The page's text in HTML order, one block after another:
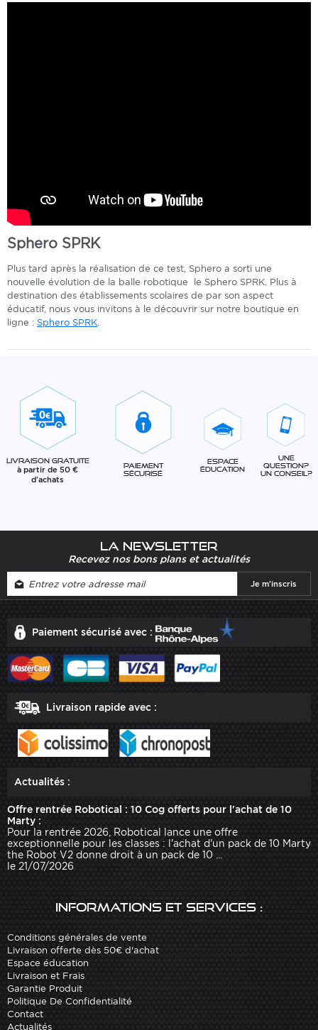
Sphero SPRK
Plus tard après la réalisation de ce test, Sphero a sorti une
nouvelle évolution de la balle robotique le Sphero SPRK. Plus à
destination des établissements scolaires de par son aspect
éducatif, nous vous invitons à le découvrir sur notre boutique en
ligne : Sphero SPRK.
Livraison gratuite
à partir de 50 €
d'achats
Paiement
sécurisé
Espace
éducation
Une
question?
Un conseil?
La newsletter
Recevez nos bons plans et actualités
Paiement sécurisé avec :
Livraison rapide avec :
Actualités :
Offre rentrée Robotical : 10 Cog offerts pour l'achat de 10
Marty :
Pour la rentrée 2026, Robotical lance une offre
exceptionnelle pour les classes : l'achat d'un pack de 10 Marty
the Robot V2 donne droit à un pack de 10 ...
le 21/07/2026
Informations et services :
Conditions générales de vente
Livraison offerte dès 50€ d'achat
Espace éducation
Livraison et Frais
Garantie Produit
Politique De Confidentialité
Contact
Actualités